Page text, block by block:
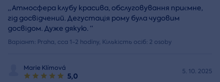
„Атмосфера клубу красива, обслуговування приємне,
гід досвідчений. Дегустація рому була чудовим
досвідом. Дуже дякую. “
Варіант: Praha, cca 1-2 hodiny, Кількість осіб: 2 osoby
Marie Klímová
5,0 5. 10. 2025